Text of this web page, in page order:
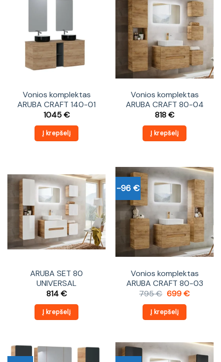
Vonios komplektas
ARUBA CRAFT 140-01
1045€
Į krepšelį
Vonios komplektas
ARUBA CRAFT 80-04
818€
Į krepšelį
ARUBA SET 80
UNIVERSAL
814€
Į krepšelį
-96 €
Vonios komplektas
ARUBA CRAFT 80-03
795€ Original
was:
795 €.
699€Current
Į krepšelį